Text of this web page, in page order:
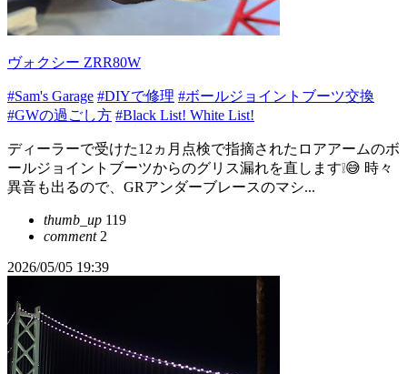
ヴォクシー ZRR80W
#Sam's Garage #DIYで修理 #ボールジョイントブーツ交換
#GWの過ごし方 #Black List! White List!
ディーラーで受けた12ヵ月点検で指摘されたロアアームのボ
ールジョイントブーツからのグリス漏れを直します❕😅 時々
異音も出るので、GRアンダーブレースのマシ...
thumb_up 119
comment2
2026/05/05 19:39